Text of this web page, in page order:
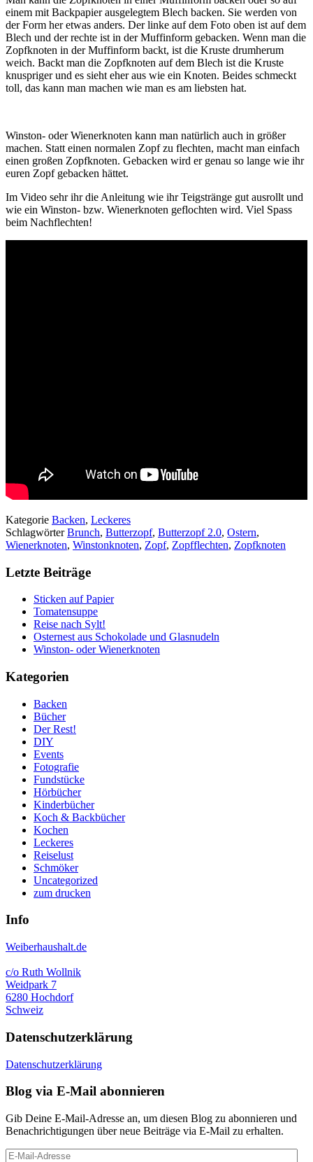
einem mit Backpapier ausgelegtem Blech backen. Sie werden von
der Form her etwas anders. Der linke auf dem Foto oben ist auf dem
Blech und der rechte ist in der Muffinform gebacken. Wenn man die
Zopfknoten in der Muffinform backt, ist die Kruste drumherum
weich. Backt man die Zopfknoten auf dem Blech ist die Kruste
knuspriger und es sieht eher aus wie ein Knoten. Beides schmeckt
toll, das kann man machen wie man es am liebsten hat.
Winston- oder Wienerknoten kann man natürlich auch in größer
machen. Statt einen normalen Zopf zu flechten, macht man einfach
einen großen Zopfknoten. Gebacken wird er genau so lange wie ihr
euren Zopf gebacken hättet.
Im Video sehr ihr die Anleitung wie ihr Teigstränge gut ausrollt und
wie ein Winston- bzw. Wienerknoten geflochten wird. Viel Spass
beim Nachflechten!
Kategorie Backen, Leckeres
SchlagwörterBrunch, Butterzopf, Butterzopf 2.0, Ostern,
Wienerknoten, Winstonknoten, Zopf, Zopfflechten, Zopfknoten
Letzte Beiträge
Sticken auf Papier
Tomatensuppe
Reise nach Sylt!
Osternest aus Schokolade und Glasnudeln
Winston- oder Wienerknoten
Kategorien
Backen
Bücher
Der Rest!
DIY
Events
Fotografie
Fundstücke
Hörbücher
Kinderbücher
Koch & Backbücher
Kochen
Leckeres
Reiselust
Schmöker
Uncategorized
zum drucken
Info
Weiberhaushalt.de
c/o Ruth Wollnik
Weidpark 7
6280 Hochdorf
Schweiz
Datenschutzerklärung
Datenschutzerklärung
Blog via E-Mail abonnieren
Gib Deine E-Mail-Adresse an, um diesen Blog zu abonnieren und
Benachrichtigungen über neue Beiträge via E-Mail zu erhalten.
E-